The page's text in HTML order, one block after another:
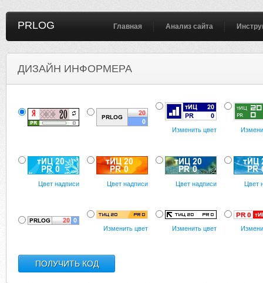
PRLOG Главная Анализ сайта
ДИЗАЙН ИНФОРМЕРА
Изменить цвет
Цвет надписи Цвет надписи Цвет надписи Цвет
Изменить цвет Изменить цвет